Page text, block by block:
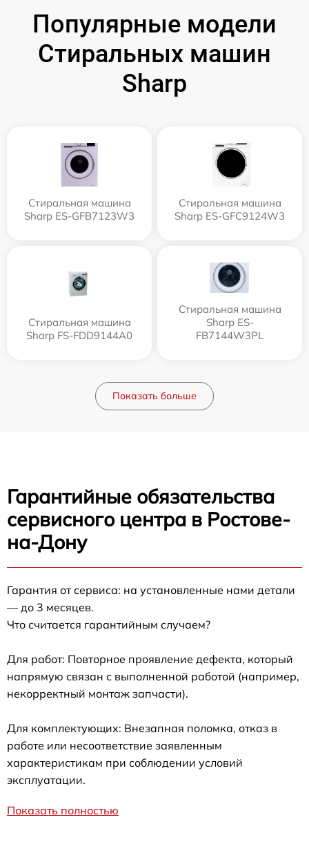
Популярные модели
Стиральных машин
Sharp
Стиральная машина
Sharp ES-GFB7123W3
Стиральная машина
Sharp ES-GFC9124W3
Стиральная машина
Sharp FS-FDD9144A0
Стиральная машина
Sharp ES-
FB7144W3PL
Показать больше
Гарантийные обязательства
сервисного центра в Ростове-
на-Дону
Гарантия от сервиса: на установленные нами детали
— до 3 месяцев.
Что считается гарантийным случаем?
Для работ: Повторное проявление дефекта, который
напрямую связан с выполненной работой (например,
некорректный монтаж запчасти).
Для комплектующих: Внезапная поломка, отказ в
работе или несоответствие заявленным
характеристикам при соблюдении условий
эксплуатации.
Показать полностью